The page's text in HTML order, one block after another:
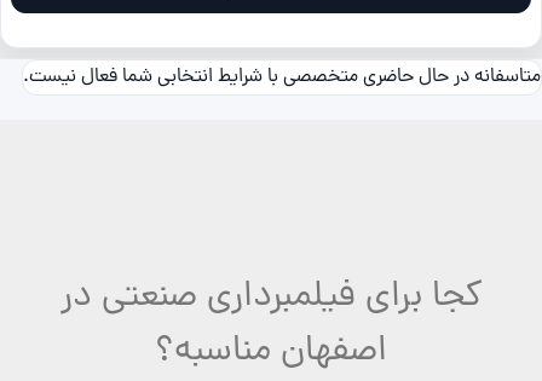
متاسفانه در حال حاضری متخصصی با شرایط انتخابی شما فعال نیست.
کجا برای فیلمبرداری صنعتی در
اصفهان مناسبه؟